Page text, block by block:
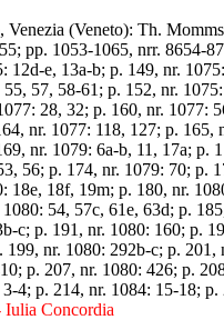
Venezia (Veneto): Th.
pp. 1053-1065, nrr. 8654-
12d-e, 13a-b; p. 149, nr.
57, 58-61; p. 152, nr.
28, 32; p. 160, nr. 1077:
nr. 1077: 118, 127; p.
nr. 1079: 6a-b, 11, 17a;
56; p. 174, nr. 1079: 70; p.
18e, 18f, 19m; p. 180, nr.
54, 57c, 61e, 63d; p.
c; p. 191, nr. 1080: 160; p.
nr. 1080: 292b-c; p.
p. 207, nr. 1080: 426; p.
4; p. 214, nr. 1084: 15-18;
Iulia Concordia